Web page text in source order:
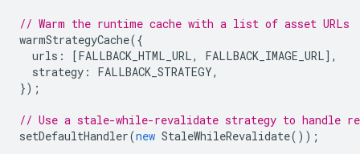
// Warm the runtime cache with a list of asset URLs
warmStrategyCache({
urls : [FALLBACK_HTML_URL, FALLBACK_IMAGE_URL],
strategy : FALLBACK_STRATEGY,
});
// Use a stale-while-revalidate strategy to handle
setDefaultHandler(new StaleWhileRevalidate());